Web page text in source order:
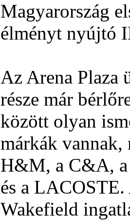
Magyarország
élményt nyújtó
Az Arena Plaza
része már
között olyan
márkák
H&M, a C&A,
és a
Wakefield